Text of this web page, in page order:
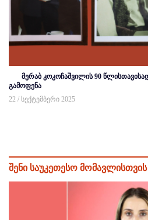
მერაბ კოკოჩაშვილის 90
გამოფენა
22 / სექტემბერი 2025
შენი საუკეთესო მომავლისთვის